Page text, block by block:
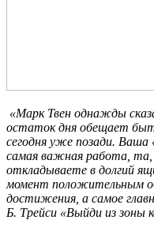
«Марк Твен однажды
остаток дня обещает
сегодня уже позади. Ваша
самая важная работа,
откладываете в долгий
момент положительным
достижения, а самое
Б. Трейси «Выйди из